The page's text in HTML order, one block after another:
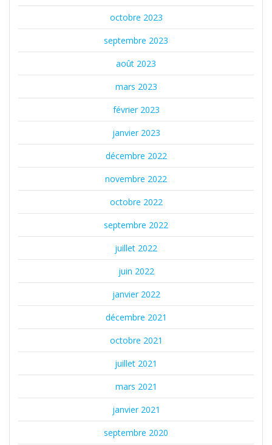
octobre 2023
septembre 2023
août 2023
mars 2023
février 2023
janvier 2023
décembre 2022
novembre 2022
octobre 2022
septembre 2022
juillet 2022
juin 2022
janvier 2022
décembre 2021
octobre 2021
juillet 2021
mars 2021
janvier 2021
septembre 2020